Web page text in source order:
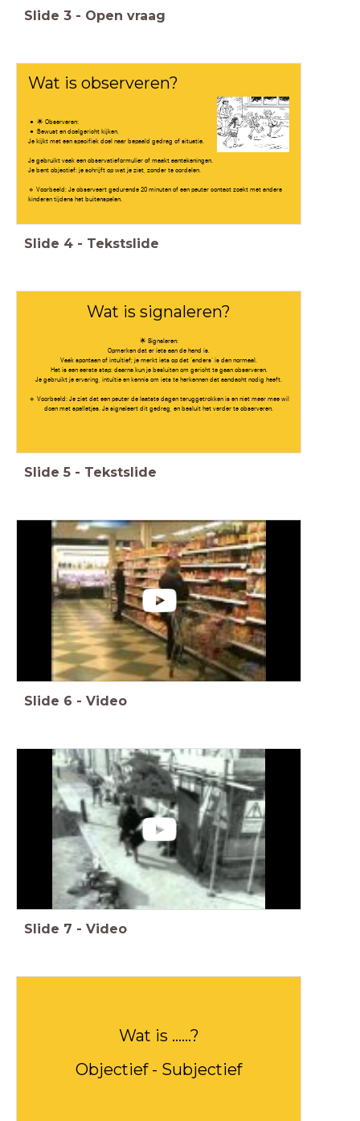
Slide 3 - Open vraag
Wat is observeren?
🌟 Observeren:
Bewust en doelgericht kijken.
Je kijkt met een specifiek doel naar bepaald gedrag of situatie.
Je gebruikt vaak een observatieformulier of maakt aantekeningen.
Je bent objectief: je schrijft op wat je ziet, zonder te oordelen.
🔹 Voorbeeld: Je observeert gedurende 20 minuten of een peuter contact zoekt met andere
kinderen tijdens het buitenspelen.
Slide 4 - Tekstslide
Wat is signaleren?
🌟 Signaleren:
Opmerken dat er iets aan de hand is.
Vaak spontaan of intuïtief; je merkt iets op dat ‘anders’ is dan normaal.
Het is een eerste stap: daarna kun je besluiten om gericht te gaan observeren.
Je gebruikt je ervaring, intuïtie en kennis om iets te herkennen dat aandacht nodig heeft.
🔹 Voorbeeld: Je ziet dat een peuter de laatste dagen teruggetrokken is en niet meer mee wil
doen met spelletjes. Je signaleert dit gedrag, en besluit het verder te observeren.
Slide 5 - Tekstslide
Slide 6 - Video
Slide 7 - Video
Wat is ......?
Objectief - Subjectief